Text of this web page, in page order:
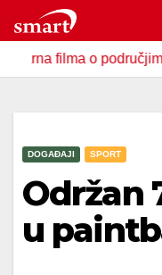
to
contento područjima
DOGAĐAJI SPORT
Održan
u